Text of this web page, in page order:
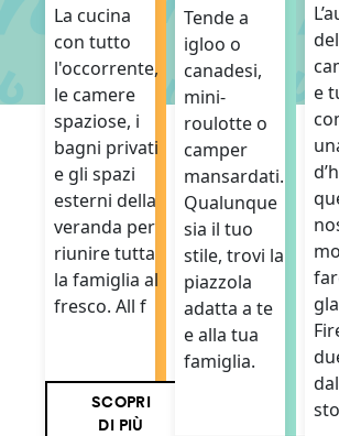
La cucina
con tutto
l'occorrente,
le camere
spaziose, i
bagni privati
e gli spazi
esterni della
veranda per
riunire tutta
la famiglia al
fresco. All f
SCOPRI
DI PIÙ
Tende a
igloo o
canadesi,
mini-
roulotte o
camper
mansardati.
Qualunque
sia il tuo
stile, trovi la
piazzola
adatta a te
e alla tua
famiglia.
del
e